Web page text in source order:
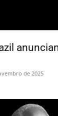
de 2025